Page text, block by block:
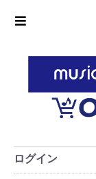
ログイン